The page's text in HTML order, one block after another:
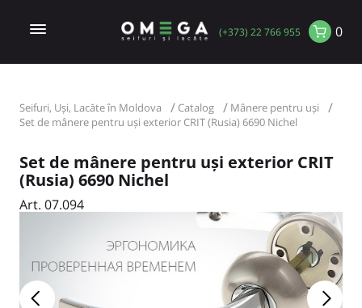
(+373) 22 766 955 0
Seifuri, Uși, Lacăte în Moldova Catalog
Mânere pentru uși
Set de mânere pentru uși exterior CRIT (Rusia) 6690 Nichel
Set de mânere pentru uși exterior CRIT
(Rusia) 6690 Nichel
Art. 07.094